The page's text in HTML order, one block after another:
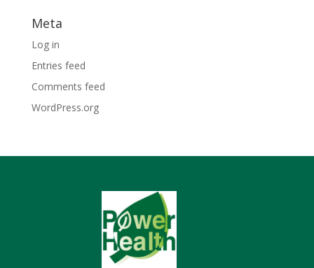
Meta
Log in
Entries feed
Comments feed
WordPress.org